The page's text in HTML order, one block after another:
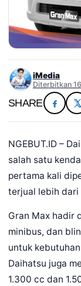
iMedia
Diterbitkan
SHARE
NGEBUT.ID –
salah satu
pertama kali
terjual lebih
Gran Max hadir
minibus, dan
untuk
Daihatsu juga
1.300 cc dan